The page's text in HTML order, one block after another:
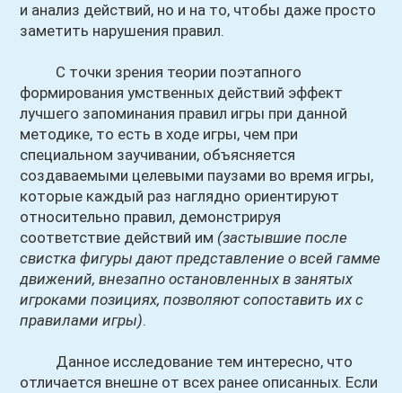
и анализ действий, но и на то, чтобы даже просто
заметить нарушения правил.
С точки зрения теории поэтапного
формирования умственных действий эффект
лучшего запоминания правил игры при данной
методике, то есть в ходе игры, чем при
специальном заучивании, объясняется
создаваемыми целевыми паузами во время игры,
которые каждый раз наглядно ориентируют
относительно правил, демонстрируя
соответствие действий им (застывшие после
свистка фигуры дают представление о всей гамме
движений, внезапно остановленных в занятых
игроками позициях, позволяют сопоставить их с
правилами игры).
Данное исследование тем интересно, что
отличается внешне от всех ранее описанных. Если